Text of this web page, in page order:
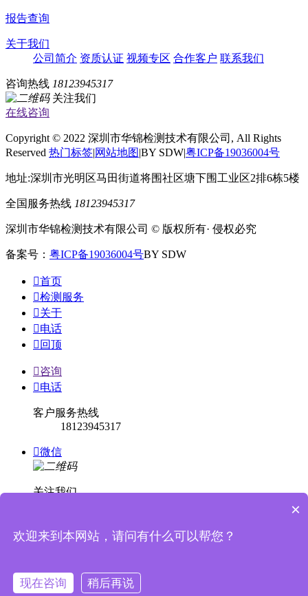
报告查询
关于我们
公司简介 资质认证 视频专区 合作客户 联系我们
咨询热线 18123945317
关注我们
在线咨询
Copyright © 2022 深圳市华锦检测技术有限公司, All Rights
Reserved 热门标签|网站地图|BY SDW|粤ICP备19036004号
地址:深圳市光明区马田街道将围社区塘下围工业区2排6栋5楼
全国服务热线 18123945317
深圳市华锦检测技术有限公司 © 版权所有· 侵权必究
备案号： 粤ICP备19036004号BY SDW
首页
检测服务
关于
电话
 回顶
咨询
电话
客户服务热线
18123945317
微信
关注我们

消息提示
×
欢迎来到本网站，请问有什么可以帮您？
现在咨询 稍后再说